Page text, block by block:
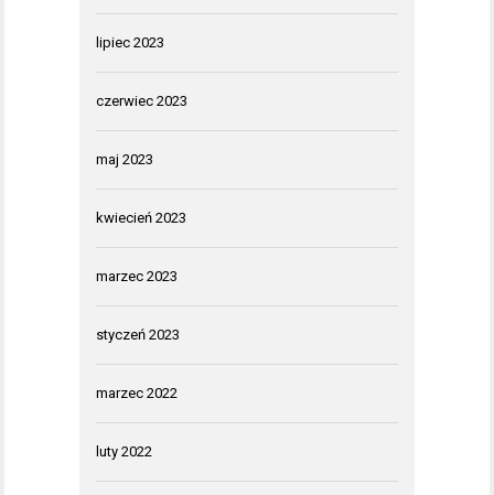
lipiec 2023
czerwiec 2023
maj 2023
kwiecień 2023
marzec 2023
styczeń 2023
marzec 2022
luty 2022